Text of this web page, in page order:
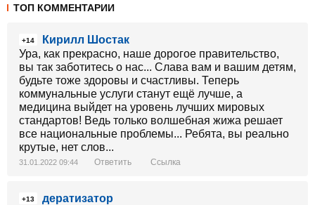
ТОП КОММЕНТАРИИ
+14
Кирилл Шостак
Ура, как прекрасно, наше дорогое правительство,
вы так заботитесь о нас... Слава вам и вашим детям,
будьте тоже здоровы и счастливы. Теперь
коммунальные услуги станут ещё лучше, а
медицина выйдет на уровень лучших мировых
стандартов! Ведь только волшебная жижа решает
все национальные проблемы... Ребята, вы реально
крутые, нет слов...
31.01.2022 09:44 Ответить Ссылка
+13
дератизатор